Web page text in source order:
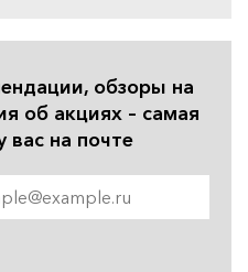
обзоры на
об акциях – самая
на почте